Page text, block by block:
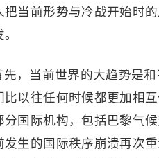
当前形势与冷战开始时
，当前世界的大趋势是
以往任何时候都更加相
国际机构，包括巴黎气
生的国际秩序崩溃再次